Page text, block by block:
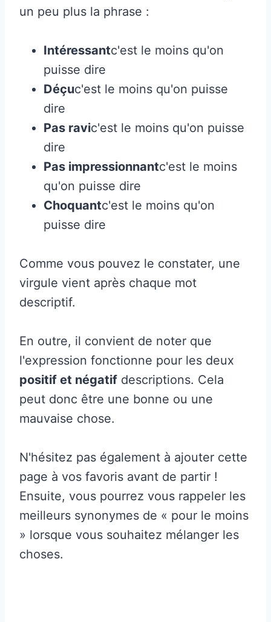
un peu plus la phrase :
Intéressantc'est le moins qu'on
puisse dire
Déçuc'est le moins qu'on puisse
dire
Pas ravic'est le moins qu'on puisse
dire
Pas impressionnantc'est le moins
qu'on puisse dire
Choquantc'est le moins qu'on
puisse dire
Comme vous pouvez le constater, une
virgule vient après chaque mot
descriptif.
En outre, il convient de noter que
l'expression fonctionne pour les deux
positif et négatif descriptions. Cela
peut donc être une bonne ou une
mauvaise chose.
N'hésitez pas également à ajouter cette
page à vos favoris avant de partir !
Ensuite, vous pourrez vous rappeler les
meilleurs synonymes de « pour le moins
» lorsque vous souhaitez mélanger les
choses.